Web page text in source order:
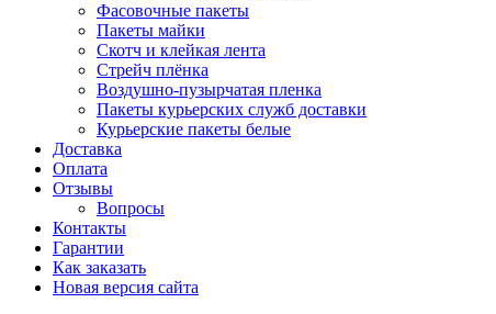
Фасовочные пакеты
Пакеты майки
Скотч и клейкая лента
Стрейч плёнка
Воздушно-пузырчатая пленка
Пакеты курьерских служб доставки
Курьерские пакеты белые
Доставка
Оплата
Отзывы
Вопросы
Контакты
Гарантии
Как заказать
Новая версия сайта